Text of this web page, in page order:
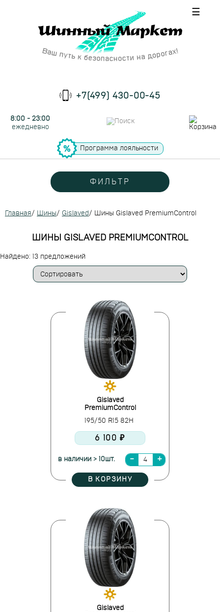
☰
+7(499) 430-00-45
8:00 - 23:00
ежедневно
Программа лояльности
ФИЛЬТР
Главная/ Шины/ Gislaved/ Шины Gislaved PremiumControl
ШИНЫ GISLAVED PREMIUMCONTROL
Найдено: 13 предложений
Gislaved
PremiumControl
195/50 R15 82H
6 100 ₽
в наличии > 10шт.
В КОРЗИНУ
Gislaved